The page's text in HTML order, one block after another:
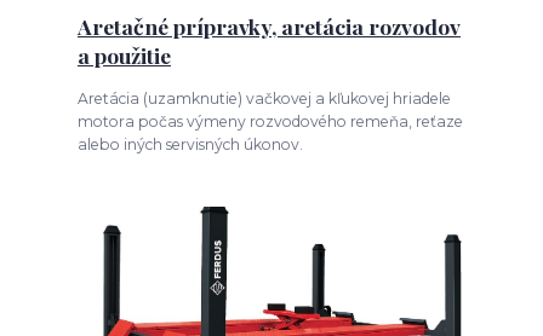
Aretačné prípravky, aretácia rozvodov
a použitie
Aretácia (uzamknutie) vačkovej a kľukovej hriadele
motora počas výmeny rozvodového remeňa, reťaze
alebo iných servisných úkonov.